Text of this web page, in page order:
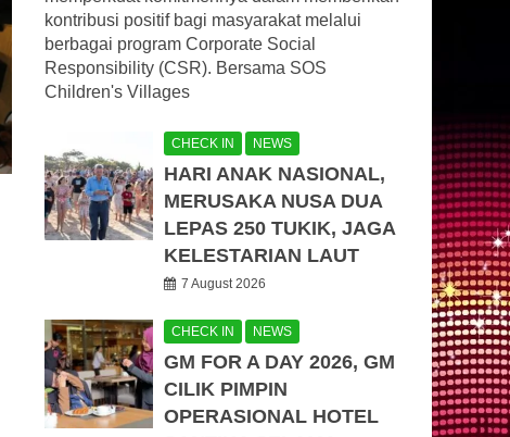
kontribusi positif bagi masyarakat melalui
berbagai program Corporate Social
Responsibility (CSR). Bersama SOS
Children's Villages
CHECK IN NEWS
HARI ANAK NASIONAL,
MERUSAKA NUSA DUA
LEPAS 250 TUKIK, JAGA
KELESTARIAN LAUT
7 August 2026
CHECK IN NEWS
GM FOR A DAY 2026, GM
CILIK PIMPIN
OPERASIONAL HOTEL